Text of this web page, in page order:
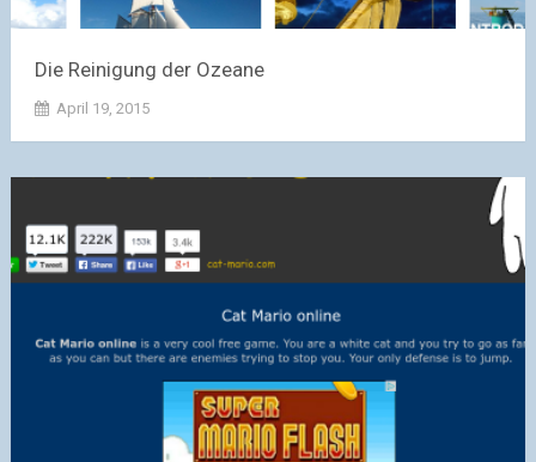
Die Reinigung der Ozeane
April 19, 2015